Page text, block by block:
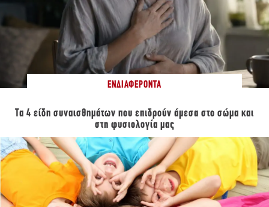
ΕΝΔΙΑΦΈΡΟΝΤΑ
Τα 4 είδη συναισθημάτων που επιδρούν άμεσα στο σώμα και
στη φυσιολογία μας